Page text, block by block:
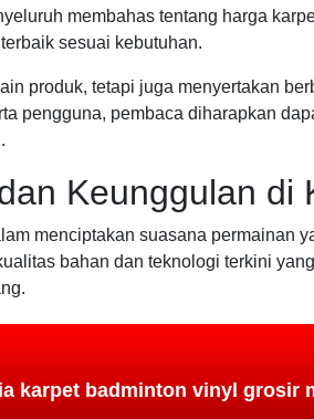
membahas tentang harga
sesuai kebutuhan.
produk, tetapi juga menyertakan
pengguna, pembaca diharapkan
Keunggulan di
menciptakan suasana permainan
bahan dan teknologi terkini
karpet badminton vinyl grosir